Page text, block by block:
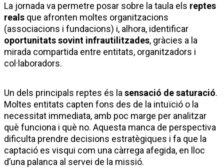
La jornada va permetre posar sobre la taula els reptes
reals que afronten moltes organitzacions
(associacions i fundacions) i, alhora, identificar
oportunitats sovint infrautilitzades, gràcies a la
mirada compartida entre entitats, organitzadors i
col·laboradors.
Un dels principals reptes és la sensació de saturació.
Moltes entitats capten fons des de la intuïció o la
necessitat immediata, amb poc marge per analitzar
què funciona i què no. Aquesta manca de perspectiva
dificulta prendre decisions estratègiques i fa que la
captació es visqui com una càrrega afegida, en lloc
d’una palanca al servei de la missió.